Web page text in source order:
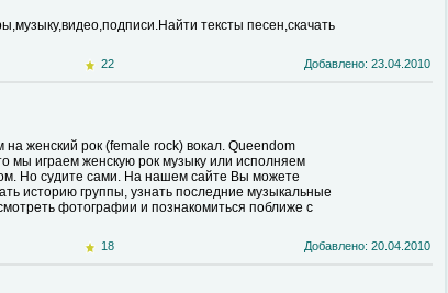
тексты песен,скачать
22 Добавлено: 23.04.2010
женский рок (female rock) вокал. Queendom
мы играем женскую рок музыку или исполняем
Но судите сами. На нашем сайте Вы можете
историю группы, узнать последние музыкальные
фотографии и познакомиться поближе с
18 Добавлено: 20.04.2010